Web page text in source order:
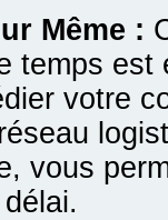
Même :
temps
votre
vous